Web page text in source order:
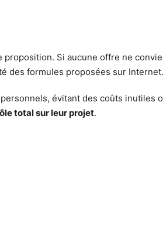
proposition. Si aucune offre ne
des formules proposées sur Internet.
évitant des coûts inutiles
total sur leur projet.